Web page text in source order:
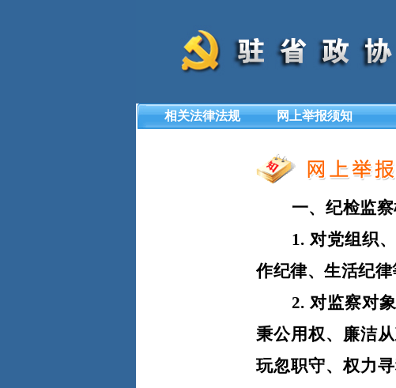
相关法律法规 网上举报须知